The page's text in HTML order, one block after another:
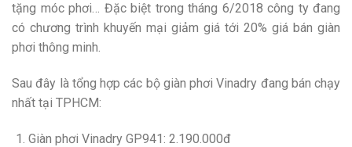
tặng móc phơi… Đặc biệt trong tháng 6/2018 công ty đang
có chương trình khuyến mại giảm giá tới 20% giá bán giàn
phơi thông minh.
Sau đây là tổng hợp các bộ giàn phơi Vinadry đang bán chạy
nhất tại TPHCM:
Giàn phơi Vinadry GP941: 2.190.000đ